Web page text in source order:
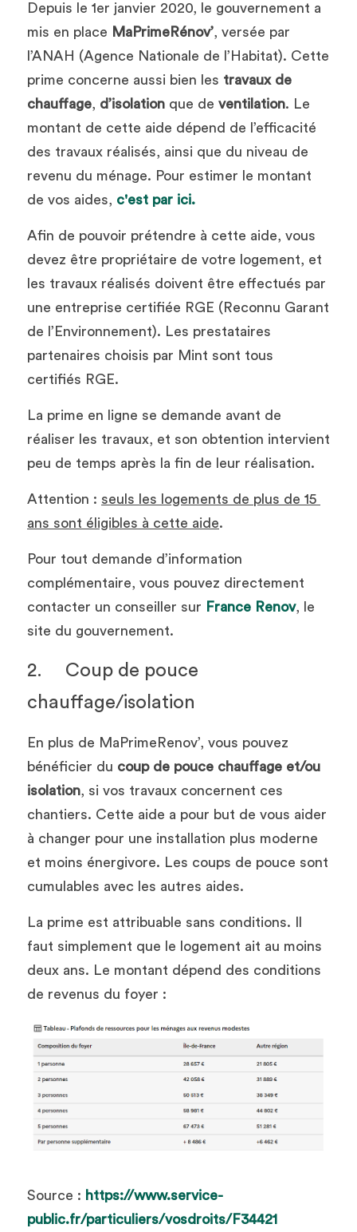
Depuis le 1er janvier 2020, le gouvernement a
mis en place MaPrimeRénov’, versée par
l’ANAH (Agence Nationale de l’Habitat). Cette
prime concerne aussi bien les travaux de
chauffage, d’isolation que de ventilation. Le
montant de cette aide dépend de l’efficacité
des travaux réalisés, ainsi que du niveau de
revenu du ménage. Pour estimer le montant
de vos aides, c'est par ici.
Afin de pouvoir prétendre à cette aide, vous
devez être propriétaire de votre logement, et
les travaux réalisés doivent être effectués par
une entreprise certifiée RGE (Reconnu Garant
de l’Environnement). Les prestataires
partenaires choisis par Mint sont tous
certifiés RGE.
La prime en ligne se demande avant de
réaliser les travaux, et son obtention intervient
peu de temps après la fin de leur réalisation.
Attention : seuls les logements de plus de 15
ans sont éligibles à cette aide.
Pour tout demande d’information
complémentaire, vous pouvez directement
contacter un conseiller sur France Renov, le
site du gouvernement.
2.	Coup de pouce
chauffage/isolation
En plus de MaPrimeRenov’, vous pouvez
bénéficier du coup de pouce chauffage et/ou
isolation, si vos travaux concernent ces
chantiers. Cette aide a pour but de vous aider
à changer pour une installation plus moderne
et moins énergivore. Les coups de pouce sont
cumulables avec les autres aides.
La prime est attribuable sans conditions. Il
faut simplement que le logement ait au moins
deux ans. Le montant dépend des conditions
de revenus du foyer :
Source : https://www.service-
public.fr/particuliers/vosdroits/F34421